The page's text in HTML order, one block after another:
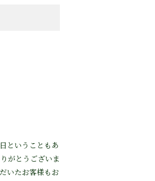
ということもあ
がとうございま
いたお客様もお